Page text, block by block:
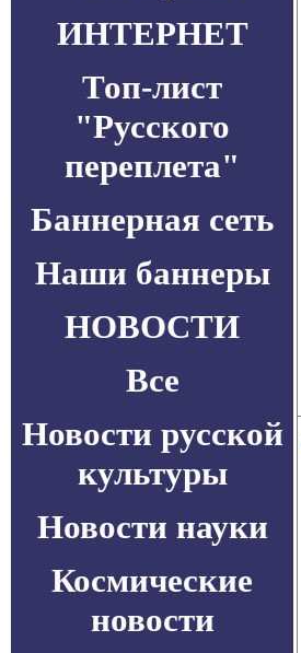
ИНТЕРНЕТ
Топ-лист
"Русского
переплета"
Баннерная сеть
Наши баннеры
НОВОСТИ
Все
Новости русской
культуры
Новости науки
Космические
новости